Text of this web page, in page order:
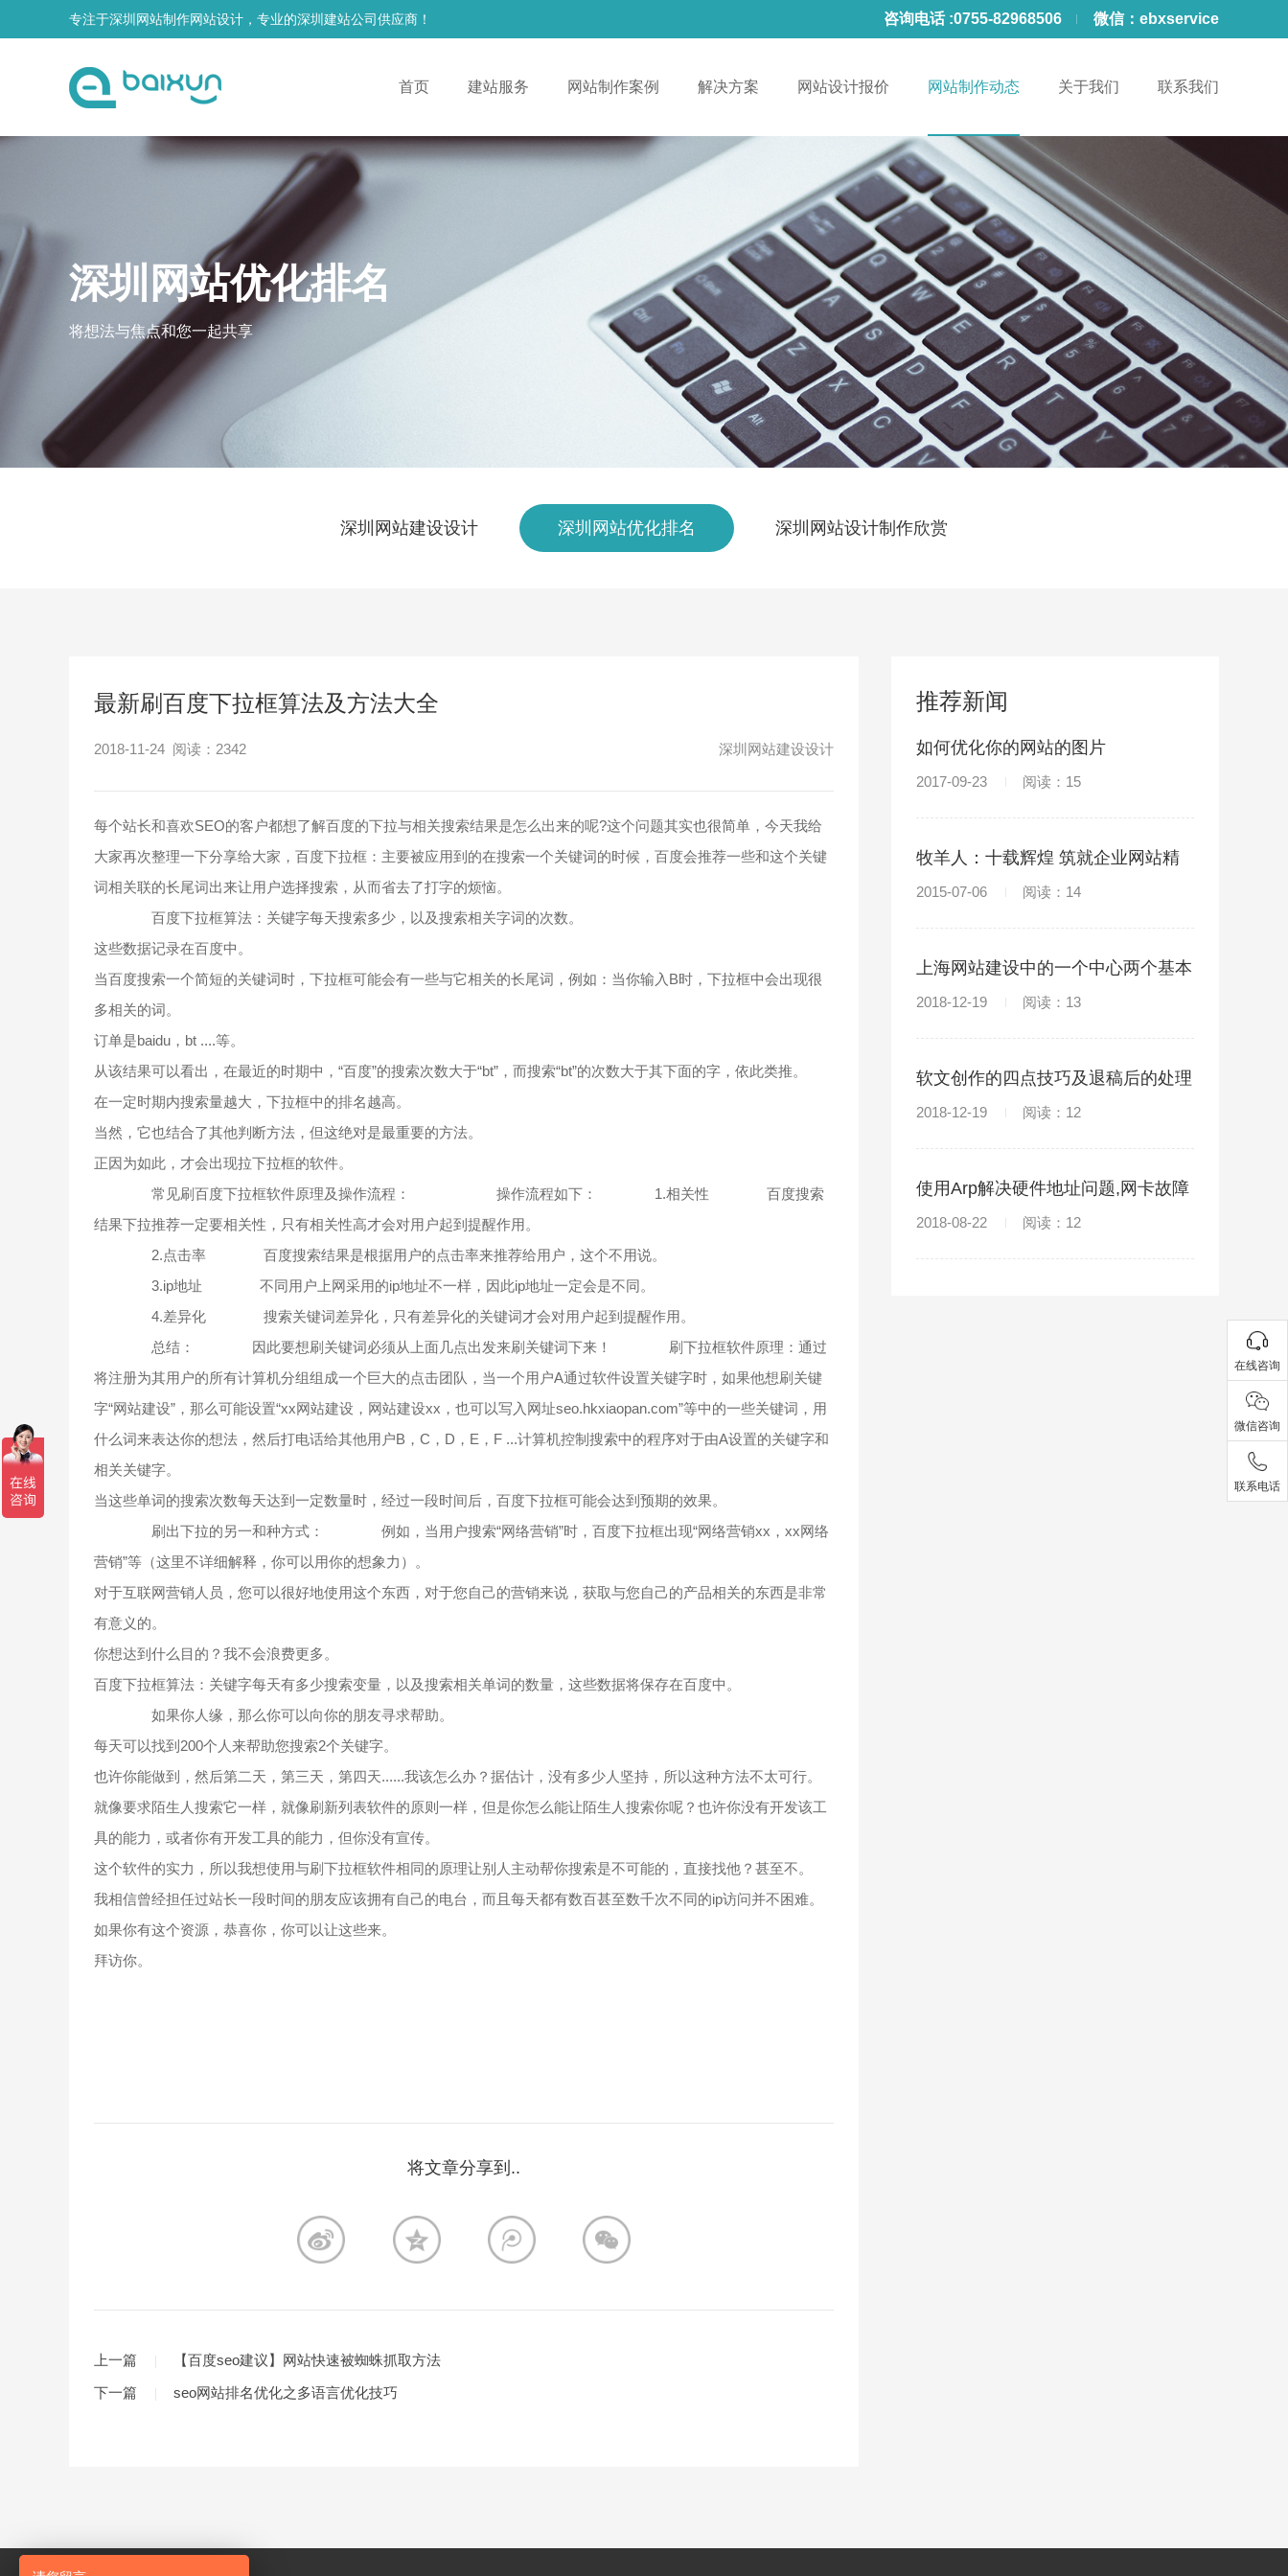
专注于深圳网站制作网站设计，专业的深圳建站公司供应商！ 咨询电话 :0755-82968506 微信： ebxservice
首页 建站服务 网站制作案例 解决方案 网站设计报价 网站制作动态 关于我们 联系我们
深圳网站优化排名
将想法与焦点和您一起共享
深圳网站建设设计 深圳网站优化排名 深圳网站设计制作欣赏
最新刷百度下拉框算法及方法大全
2018-11-24 阅读： 2342 深圳网站建设设计
每个站长和喜欢SEO的客户都想了解百度的下拉与相关搜索结果是怎么出来的呢?这个问题其实也很简单，今天我给
大家再次整理一下分享给大家，百度下拉框：主要被应用到的在搜索一个关键词的时候，百度会推荐一些和这个关键
词相关联的长尾词出来让用户选择搜索，从而省去了打字的烦恼。
百度下拉框算法：关键字每天搜索多少，以及搜索相关字词的次数。
这些数据记录在百度中。
当百度搜索一个简短的关键词时，下拉框可能会有一些与它相关的长尾词，例如：当你输入B时，下拉框中会出现很
多相关的词。
订单是baidu，bt ....等。
从该结果可以看出，在最近的时期中，“百度”的搜索次数大于“bt”，而搜索“bt”的次数大于其下面的字，依此类推。
在一定时期内搜索量越大，下拉框中的排名越高。
当然，它也结合了其他判断方法，但这绝对是最重要的方法。
正因为如此，才会出现拉下拉框的软件。
常见刷百度下拉框软件原理及操作流程： 操作流程如下： 1.相关性 百度搜索
结果下拉推荐一定要相关性，只有相关性高才会对用户起到提醒作用。
2.点击率 百度搜索结果是根据用户的点击率来推荐给用户，这个不用说。
3.ip地址 不同用户上网采用的ip地址不一样，因此ip地址一定会是不同。
4.差异化 搜索关键词差异化，只有差异化的关键词才会对用户起到提醒作用。
总结： 因此要想刷关键词必须从上面几点出发来刷关键词下来！ 刷下拉框软件原理：通过
将注册为其用户的所有计算机分组组成一个巨大的点击团队，当一个用户A通过软件设置关键字时，如果他想刷关键
字“网站建设”，那么可能设置“xx网站建设，网站建设xx，也可以写入网址seo.hkxiaopan.com”等中的一些关键词，用
什么词来表达你的想法，然后打电话给其他用户B，C，D，E，F ...计算机控制搜索中的程序对于由A设置的关键字和
相关关键字。
当这些单词的搜索次数每天达到一定数量时，经过一段时间后，百度下拉框可能会达到预期的效果。
刷出下拉的另一和种方式： 例如，当用户搜索“网络营销”时，百度下拉框出现“网络营销xx，xx网络
营销”等（这里不详细解释，你可以用你的想象力）。
对于互联网营销人员，您可以很好地使用这个东西，对于您自己的营销来说，获取与您自己的产品相关的东西是非常
有意义的。
你想达到什么目的？我不会浪费更多。
百度下拉框算法：关键字每天有多少搜索变量，以及搜索相关单词的数量，这些数据将保存在百度中。
如果你人缘，那么你可以向你的朋友寻求帮助。
每天可以找到200个人来帮助您搜索2个关键字。
也许你能做到，然后第二天，第三天，第四天......我该怎么办？据估计，没有多少人坚持，所以这种方法不太可行。
就像要求陌生人搜索它一样，就像刷新列表软件的原则一样，但是你怎么能让陌生人搜索你呢？也许你没有开发该工
具的能力，或者你有开发工具的能力，但你没有宣传。
这个软件的实力，所以我想使用与刷下拉框软件相同的原理让别人主动帮你搜索是不可能的，直接找他？甚至不。
我相信曾经担任过站长一段时间的朋友应该拥有自己的电台，而且每天都有数百甚至数千次不同的ip访问并不困难。
如果你有这个资源，恭喜你，你可以让这些来。
拜访你。
将文章分享到..
上一篇
【百度seo建议】网站快速被蜘蛛抓取方法
下一篇
seo网站排名优化之多语言优化技巧
推荐新闻
如何优化你的网站的图片
2017-09-23 阅读：15
牧羊人：十载辉煌 筑就企业网站精
品
2015-07-06 阅读：14
上海网站建设中的一个中心两个基本
点
2018-12-19 阅读：13
软文创作的四点技巧及退稿后的处理
办法
2018-12-19 阅读：12
使用Arp解决硬件地址问题,网卡故障
2018-08-22 阅读：12
在线咨询
微信咨询
联系电话